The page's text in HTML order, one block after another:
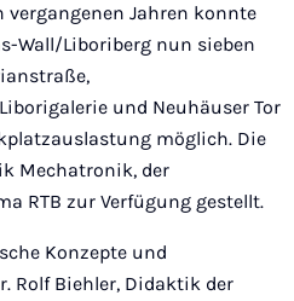
vergangenen Jahren konnte
Wall/Liboriberg nun sieben
und Neuhäuser Tor
möglich. Die
Mechatronik, der
RTB zur Verfügung gestellt.
Konzepte und
Rolf Biehler, Didaktik der